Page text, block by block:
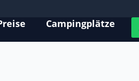
Campingplätze